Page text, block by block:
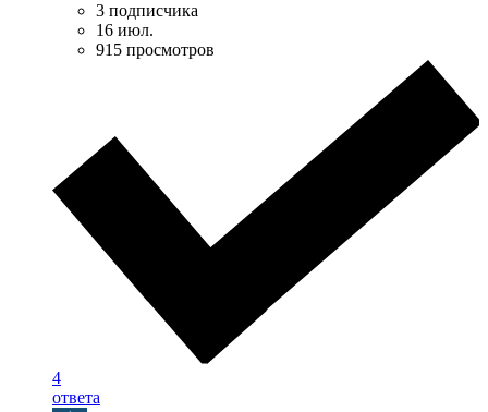
3 подписчика
16 июл.
915 просмотров
4
ответа